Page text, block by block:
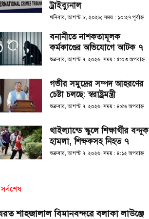
ট্রাইব্যুনাল
শনিবার, আগস্ট ৮, ২০২৬; সময় : ১০:২৭ পূর্বাহ্ণ
বনানীতে নাশকতামূলক
কর্মকাণ্ডের অভিযোগে আটক ৭
শুক্রবার, আগস্ট ৭, ২০২৬; সময় : ৫:০৩ অপরাহ্ণ
গভীর সমুদ্রের সম্পদ আহরণের
চেষ্টা চলছে: স্বরাষ্ট্রমন্ত্রী
শুক্রবার, আগস্ট ৭, ২০২৬; সময় : ৪:৫৬ অপরাহ্ণ
থাইল্যান্ডে স্কুলে শিক্ষার্থীর বন্দুক
হামলা, শিক্ষকসহ নিহত ৭
শুক্রবার, আগস্ট ৭, ২০২৬; সময় : ৪:১২ অপরাহ্ণ
সর্বশেষ
শাহজালাল বিমানবন্দরে বলাকা লাউঞ্জে